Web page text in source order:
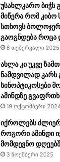
უსახლკარო ბიჭს
მიწერა რომ კიბო
სთხოვს ბოლოჯერ
გაოგნდება როცა
6 თებერვალი 2025
ახლა კი უკვე
ნამდვილად კარს
სინოპტიკოსები
ამინდზე
19 ოქტომბერი
იქროლებს
როგორი ამინდი
მომდევნო
3 ნოემბერი 2025